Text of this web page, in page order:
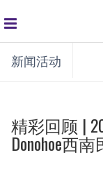
global
navigation
新闻活动
精彩回顾 |
Donohoe西